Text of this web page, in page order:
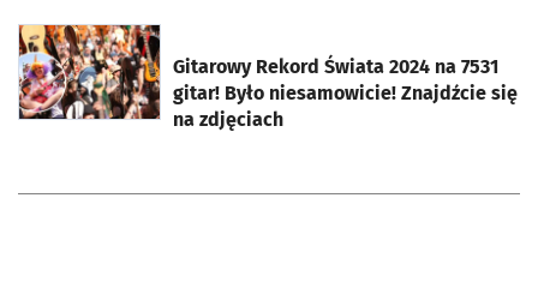
Gitarowy Rekord Świata 2024 na 7531
gitar! Było niesamowicie! Znajdźcie się
na zdjęciach
otworzy się w nowej karcie